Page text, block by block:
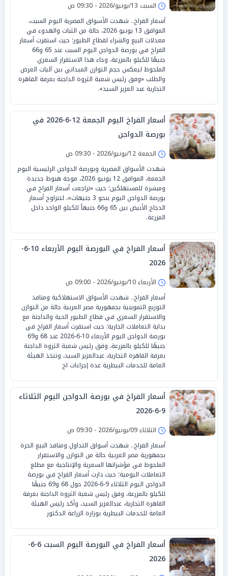
السبت 13/يونيو/2026 - 09:30 ص
أسعار الفراخ.. شهدت الأسواق المصرية اليوم السبت،
الموافق 13 يونيو 2026، حالة من الثبات والهدوء في
معدلات البيع والشراء لقطاع الطيور؛ حيث استقرت أسعار
الفراخ في بورصة الدواجن اليوم السبت عند 65 و66
جنيهًا للكيلو بالمزرعة، وجاء هذا الاستقرار السعري
الملحوظ ليعكس حجم التوازن الميداني بين آليات العرض
والطلب «وفق رئيس شعبة الثروة الداجنة بغرفة القاهرة
التجارية عبد العزيز السيد».
أسعار الفراخ اليوم الجمعة 12-6-2026 في
بورصة الدواجن
الجمعة 12/يونيو/2026 - 09:30 ص
شهدت الأسواق المصرية وبورصة الدواجن الرئيسية اليوم
الجمعة، الموافق 12 يونيو 2026، موجة هبوط جديدة
ومبشرة للمستهلكين؛ حيث «تراجعت أسعار الفراخ في
بورصة الدواجن اليوم بنحو 3 جنيهات»، لتتراوح أسعار
الدجاج الأبيض بين 65 و66 جنيهاً للكيلو الواحد داخل
المزرعة.
أسعار الفراخ في البورصة اليوم الأربعاء 10-6-
2026
الأربعاء 10/يونيو/2026 - 09:00 ص
أسعار الفراخ.. شهدت الأسواق الاستهلاكية ومنافذ
التوزيع التموينية بجمهورية مصر العربية حالة من التوازن
والاستقرار السعري في قطاع الطيور الحية والداجنة مع
بداية التعاملات الجارية؛ حيث استقرت أسعار الفراخ في
بورصة الدواجن اليوم الأربعاء 10-6-2026 عند 68 و69
جنيهًا للكيلو بالمزرعة، وفق رئيس شعبة الثروة الداجنة
بغرفة القاهرة التجارية، عبدالعزيز السيد، وتتخذ الهيئة
العامة للخدمات البيطرية عدة إجراءات اح
أسعار الفراخ في بورصة الدواجن اليوم الثلاثاء
9-6-2026
الثلاثاء 09/يونيو/2026 - 09:30 ص
أسعار الفراخ.. شهدت أسواق التداول ومنافذ البيع الحرة
بجمهورية مصر العربية حالة من التوازن والاستقرار
الملحوظ في مؤشراتها السعرية والإنتاجية مع مطلع
التعاملات اليومية؛ حيث دارت أسعار الفراخ في بورصة
الدواجن اليوم الثلاثاء 9-6-2026 حول 68 و69 جنيهًا
للكيلو بالمزرعة، وفق رئيس شعبة الثروة الداجنة بغرفة
القاهرة التجارية، عبدالعزيز السيد، وأكد رئيس الهيئة
العامة للخدمات البيطرية بوزارة الزراعة الدكتور
أسعار الفراخ في البورصة اليوم السبت 6-6-
2026